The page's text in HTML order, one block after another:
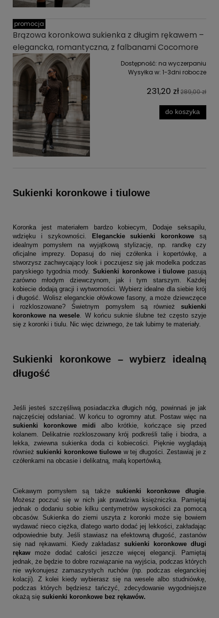
Brązowa koronkowa sukienka z długim rękawem –
elegancka, romantyczna, z falbanami Cocomore
Dostępność: na wyczerpaniu
Wysyłka w: 1-3dni robocze
231,20 zł289,00 zł
do koszyka
promocja
Sukienki koronkowe i tiulowe
Koronka jest materiałem bardzo kobiecym, Dodaje seksapilu,
wdzięku i szykowności.
Eleganckie sukienki koronkowe są
idealnym pomysłem na wyjątkową stylizację, np. randkę czy
oficjalne imprezy. Dopasuj do niej czółenka i kopertówkę, a
stworzysz zachwycający look i poczujesz się jak modelka podczas
paryskiego tygodnia mody.Sukienki koronkowe i tiulowe pasują
zarówno młodym dziewczynom, jak i tym starszym. Każdej
kobiecie dodają gracji i wytworności. Wybierz idealne dla siebie krój
i długość. Wolisz eleganckie ołówkowe fasony, a może dziewczęce
i rozkloszowane? Świetnym pomysłem są również sukienki
koronkowe na wesele. W końcu suknie ślubne też często szyje
się z koronki i tiulu. Nic więc dziwnego, że tak lubimy te materiały.
Sukienki koronkowe – wybierz idealną
długość
Jeśli jesteś szczęśliwą posiadaczka długich nóg, powinnaś je jak
najczęściej odsłaniać. W końcu to ogromny atut. Postaw więc na
sukienki koronkowe midi albo krótkie, kończące się przed
kolanem. Delikatnie rozkloszowany krój podkreśli talię i biodra, a
lekka, zwiewna sukienka doda ci kobiecości. Pięknie wyglądają
równieżsukienki koronkowe tiulowe w tej długości. Zestawiaj je z
czółenkami na obcasie i delikatną, małą kopertówką.
Ciekawym pomysłem są także sukienki koronkowe długie
Możesz poczuć się w nich jak prawdziwa księżniczka. Pamiętaj
jednak o dodaniu sobie kilku centymetrów wysokości za pomocą
obcasów. Sukienka do ziemi uszyta z koronki może się bowiem
wydawać nieco ciężka, dlatego warto dodać jej lekkości, zakładając
odpowiednie buty. Jeśli stawiasz na efektowną długość, zastanów
się nad rękawami. Kiedy zakładaszsukienki koronkowe długi
rękaw może dodać całości jeszcze więcej elegancji. Pamiętaj
jednak, że będzie to dobre rozwiązanie na wyjścia, podczas których
nie wykonujesz zamaszystych ruchów (np. podczas eleganckiej
kolacji). Z kolei kiedy wybierasz się na wesele albo studniówkę,
podczas których będziesz tańczyć, zdecydowanie wygodniejsze
okażą się sukienki koronkowe bez rękawów.